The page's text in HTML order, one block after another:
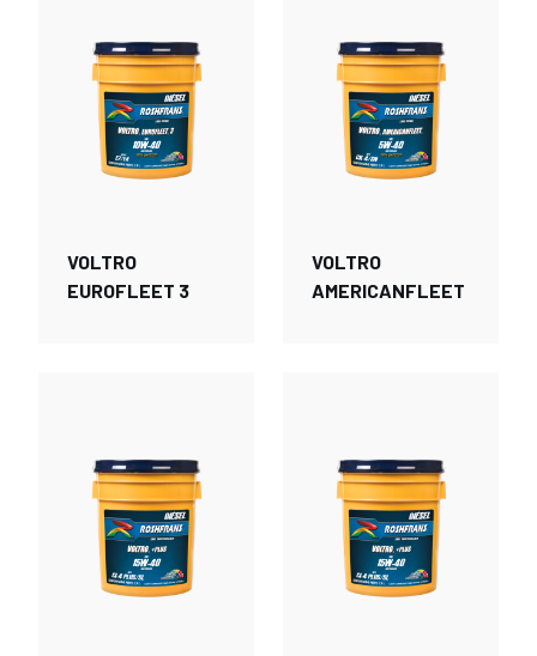
VOLTRO
EUROFLEET 3
VOLTRO
AMERICANFLEET